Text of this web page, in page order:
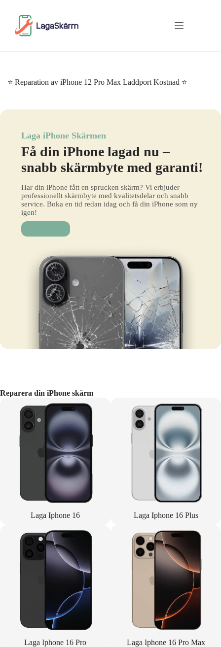
⭐ Reparation av iPhone 12 Pro Max Laddport Kostnad ⭐
Laga iPhone Skärmen
Få din iPhone lagad nu –
snabb skärmbyte med garanti!
Har din iPhone fått en sprucken skärm? Vi erbjuder
professionellt skärmbyte med kvalitetsdelar och snabb
service. Boka en tid redan idag och få din iPhone som ny
igen!
Reparera din iPhone skärm
Laga Iphone 16 Laga Iphone 16 Plus
Laga Iphone 16 Pro Laga Iphone 16 Pro Max